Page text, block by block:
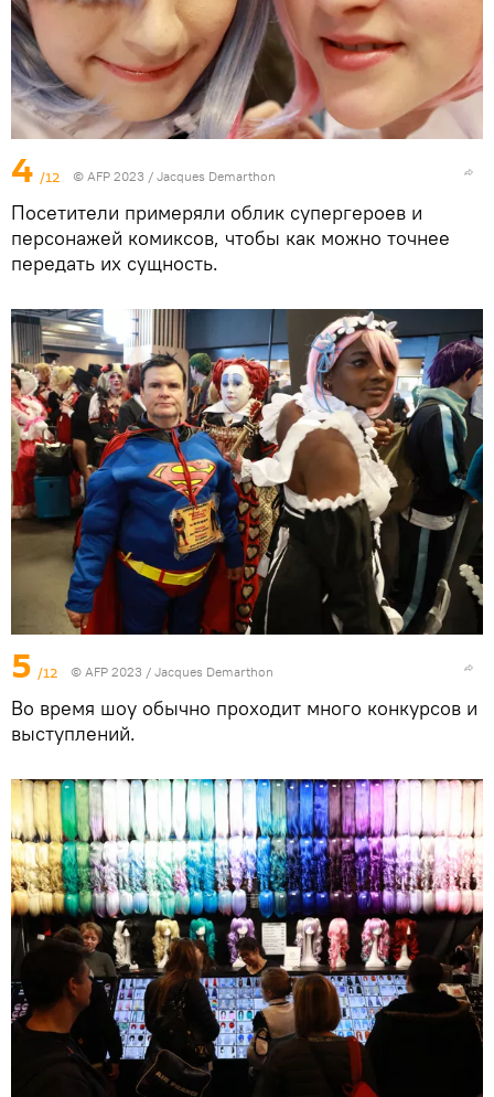
4 /12 © AFP 2023 / Jacques Demarthon
Посетители примеряли облик супергероев и
персонажей комиксов, чтобы как можно точнее
передать их сущность.
5 /12 © AFP 2023 / Jacques Demarthon
Во время шоу обычно проходит много конкурсов и
выступлений.